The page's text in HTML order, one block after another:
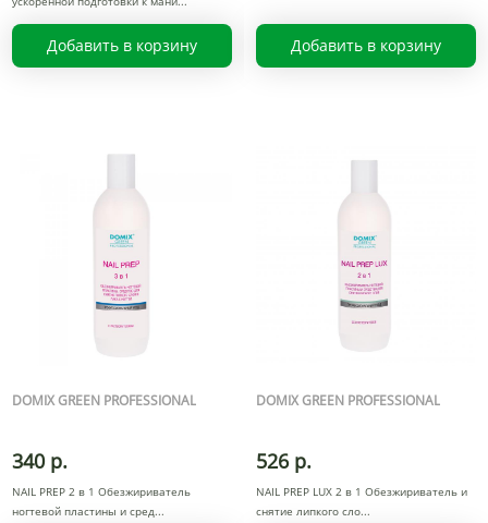
Добавить в корзину Добавить в корзину
DOMIX GREEN PROFESSIONAL
340 р.
NAIL PREP 2 в 1 Обезжириватель
ногтевой пластины и сред
DOMIX GREEN PROFESSIONAL
526 р.
NAIL PREP LUX 2 в 1 Обезжириватель и
снятие липкого сло